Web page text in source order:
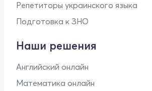
Репетиторы украинского языка
Подготовка к ЗНО
Наши решения
Английский онлайн
Математика онлайн